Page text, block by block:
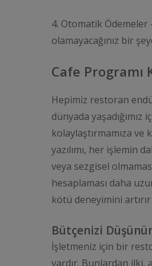
4. Otomatik Ödemeler
olamayacağınız bir
Cafe Programı
Hepimiz restoran
dünyada
kolaylaştırmamıza ve
yazılımı, her işlemin
veya sezgisel
hesaplaması daha
kötü deneyimini
Bütçenizi
İşletmeniz için bir
vardır. Bunlardan ilki,